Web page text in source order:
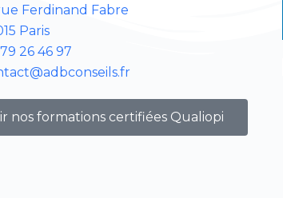
Ferdinand Fabre
Paris
26 46 97
nos formations certifiées Qualiopi